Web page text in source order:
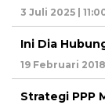
3 Juli 2025 |
Ini Dia
19 Februari
Strategi PPP